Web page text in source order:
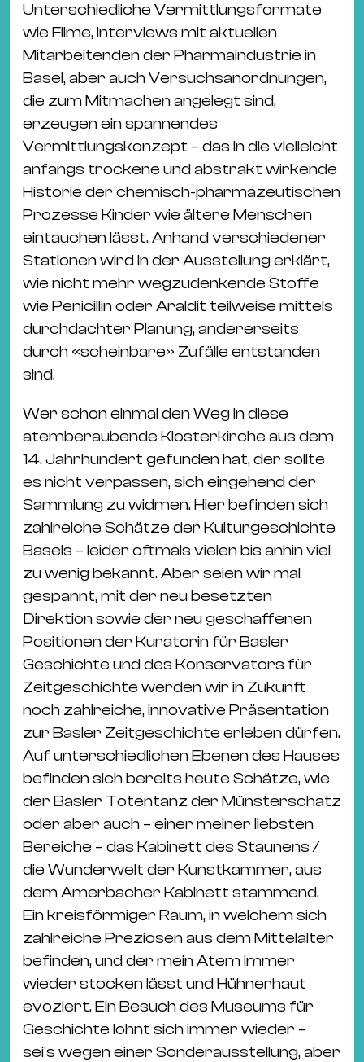
Unterschiedliche Vermittlungsformate
wie Filme, Interviews mit aktuellen
Mitarbeitenden der Pharmaindustrie in
Basel, aber auch Versuchsanordnungen,
die zum Mitmachen angelegt sind,
erzeugen ein spannendes
Vermittlungskonzept – das in die vielleicht
anfangs trockene und abstrakt wirkende
Historie der chemisch-pharmazeutischen
Prozesse Kinder wie ältere Menschen
eintauchen lässt. Anhand verschiedener
Stationen wird in der Ausstellung erklärt,
wie nicht mehr wegzudenkende Stoffe
wie Penicillin oder Araldit teilweise mittels
durchdachter Planung, andererseits
durch «scheinbare» Zufälle entstanden
sind.
Wer schon einmal den Weg in diese
atemberaubende Klosterkirche aus dem
14. Jahrhundert gefunden hat, der sollte
es nicht verpassen, sich eingehend der
Sammlung zu widmen. Hier befinden sich
zahlreiche Schätze der Kulturgeschichte
Basels – leider oftmals vielen bis anhin viel
zu wenig bekannt. Aber seien wir mal
gespannt, mit der neu besetzten
Direktion sowie der neu geschaffenen
Positionen der Kuratorin für Basler
Geschichte und des Konservators für
Zeitgeschichte werden wir in Zukunft
noch zahlreiche, innovative Präsentation
zur Basler Zeitgeschichte erleben dürfen.
Auf unterschiedlichen Ebenen des Hauses
befinden sich bereits heute Schätze, wie
der Basler Totentanz der Münsterschatz
oder aber auch – einer meiner liebsten
Bereiche – das Kabinett des Staunens /
die Wunderwelt der Kunstkammer, aus
dem Amerbacher Kabinett stammend.
Ein kreisförmiger Raum, in welchem sich
zahlreiche Preziosen aus dem Mittelalter
befinden, und der mein Atem immer
wieder stocken lässt und Hühnerhaut
evoziert. Ein Besuch des Museums für
Geschichte lohnt sich immer wieder –
sei's wegen einer Sonderausstellung, aber